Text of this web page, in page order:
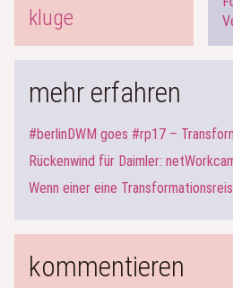
kluge
mehr erfahren
#berlinDWM goes #rp17 –
Rückenwind für Daimler:
Wenn einer eine
kommentieren